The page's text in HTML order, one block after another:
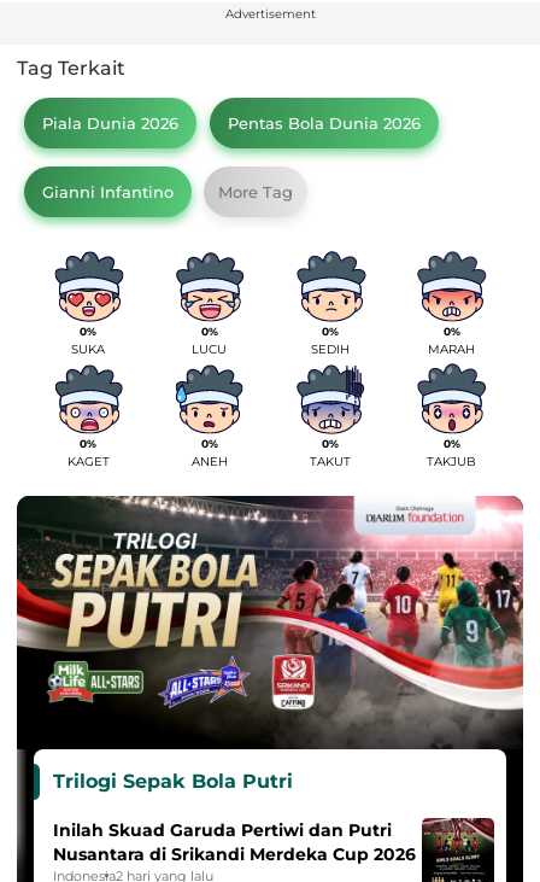
Advertisement
Tag Terkait
Piala Dunia 2026 Pentas Bola Dunia 2026
Gianni Infantino More Tag
0%
SUKA
0%
LUCU
0%
SEDIH
0%
MARAH
0%
KAGET
0%
ANEH
0%
TAKUT
0%
TAKJUB
Trilogi Sepak Bola Putri
Inilah Skuad Garuda Pertiwi dan Putri
Nusantara di Srikandi Merdeka Cup 2026
Indonesia2 hari yang lalu